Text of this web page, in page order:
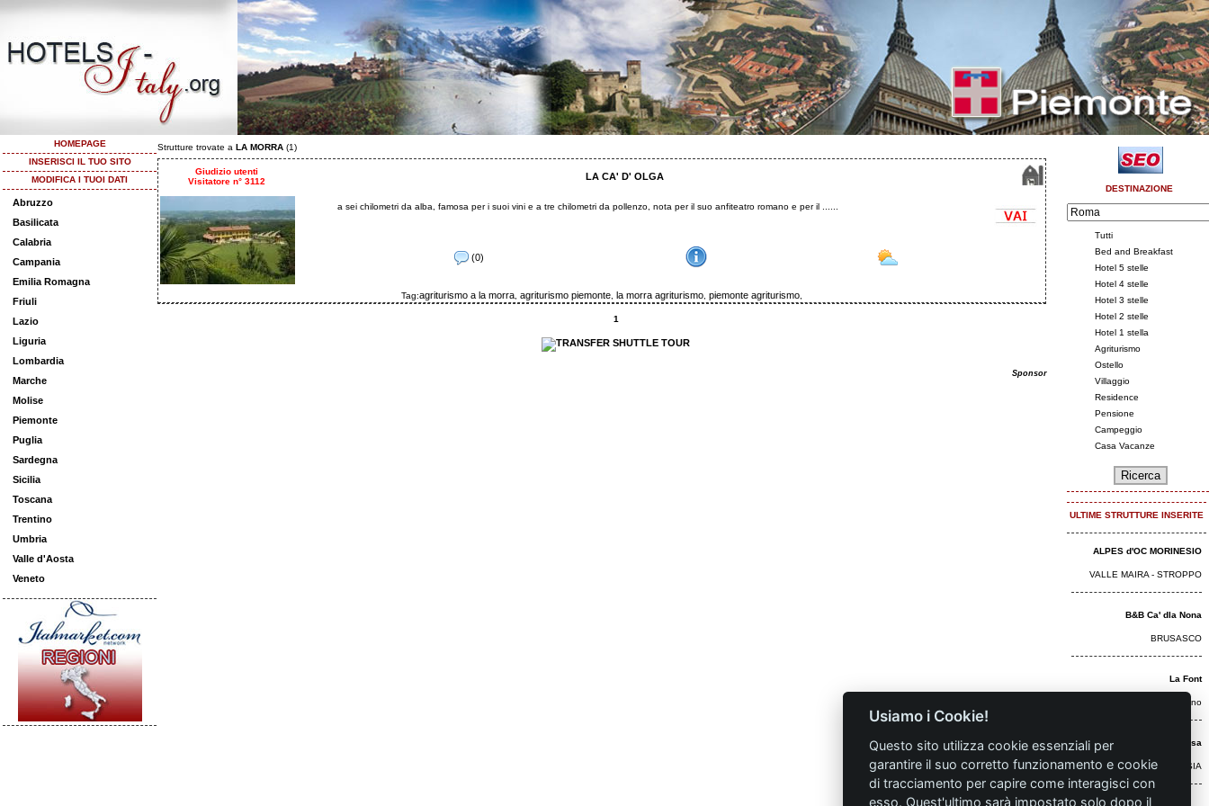
HOMEPAGE
INSERISCI IL TUO SITO
MODIFICA I TUOI DATI
Abruzzo
Basilicata
Calabria
Campania
Emilia Romagna
Friuli
Lazio
Liguria
Lombardia
Marche
Molise
Piemonte
Puglia
Sardegna
Sicilia
Toscana
Trentino
Umbria
Valle d'Aosta
Veneto
DESTINAZIONE
Tutti
Bed and Breakfast
Hotel 5 stelle
Hotel 4 stelle
Hotel 3 stelle
Hotel 2 stelle
Hotel 1 stella
Agriturismo
Ostello
Villaggio
Residence
Pensione
Campeggio
Casa Vacanze
ULTIME STRUTTURE INSERITE
ALPES d'OC MORINESIO
VALLE MAIRA - STROPPO
B&B Ca' dla Nona
BRUSASCO
La Font
Castelmagno
Hotel Monterosa
ALAGNA VALSESIA
Strutture trovate a LA MORRA (1)
Giudizio utenti
Visitatore n° 3112
LA CA' D' OLGA
a sei chilometri da alba, famosa per i suoi vini e a tre chilometri da pollenzo, nota per il suo anfiteatro romano e per il ......
(0)
Tag:agriturismo a la morra agriturismo piemonte la morra agriturismo piemonte agriturismo
1
Sponsor
Usiamo i Cookie!
Questo sito utilizza cookie essenziali per
garantire il suo corretto funzionamento e cookie
di tracciamento per capire come interagisci con
esso. Quest'ultimo sarà impostato solo dopo il